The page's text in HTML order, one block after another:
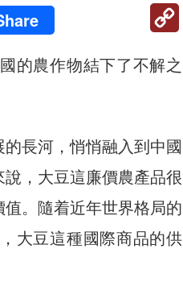
的農作物結下了不解之
長河，悄悄融入到中國
，大豆這廉價農產品很
。隨着近年世界格局的
大豆這種國際商品的供